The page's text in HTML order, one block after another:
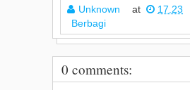
Unknown at
17.23
Berbagi
0 comments: